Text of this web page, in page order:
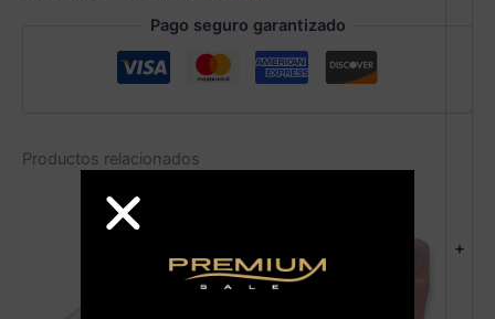
+
Pago seguro garantizado
Productos relacionados